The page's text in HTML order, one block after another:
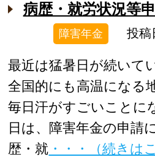
病歴・就労状況等
障害年金 投稿
最近は猛暑日が続いて
全国的にも高温になる
毎日汗がすごいことに
日は、障害年金の申請
歴・就 ・・・（続きは